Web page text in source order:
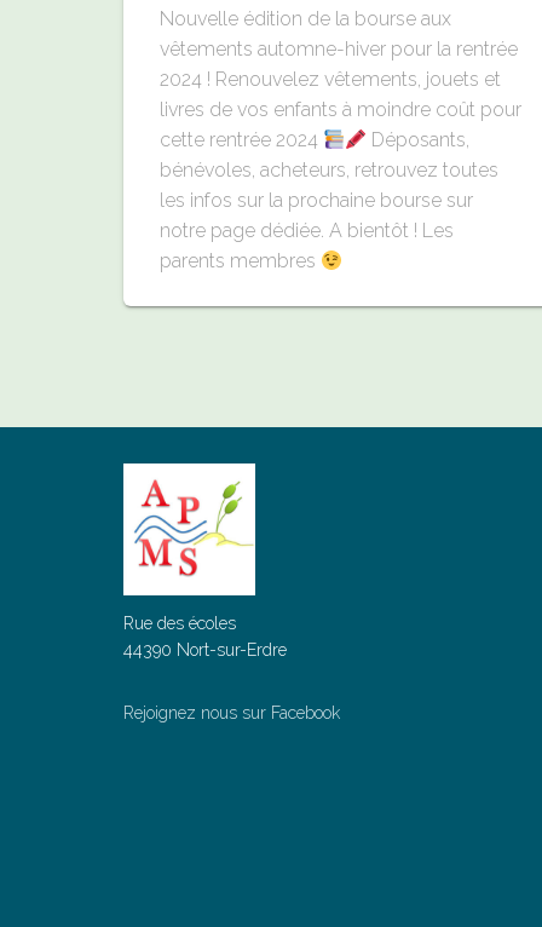
Nouvelle édition de la bourse aux
vêtements automne-hiver pour la rentrée
2024 ! Renouvelez vêtements, jouets et
livres de vos enfants à moindre coût pour
cette rentrée 2024
Déposants,
bénévoles, acheteurs, retrouvez toutes
les infos sur la prochaine bourse sur
notre page dédiée. A bientôt ! Les
parents membres
Rue des écoles
44390 Nort-sur-Erdre
Rejoignez nous sur Facebook